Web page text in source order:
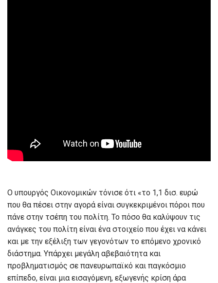
Ο υπουργός Οικονομικών τόνισε ότι «το 1,1 δισ. ευρώ
που θα πέσει στην αγορά είναι συγκεκριμένοι πόροι που
πάνε στην τσέπη του πολίτη. Το πόσο θα καλύψουν τις
ανάγκες του πολίτη είναι ένα στοιχείο που έχει να κάνει
και με την εξέλιξη των γεγονότων το επόμενο χρονικό
διάστημα. Υπάρχει μεγάλη αβεβαιότητα και
προβληματισμός σε πανευρωπαϊκό και παγκόσμιο
επίπεδο, είναι μια εισαγόμενη, εξωγενής κρίση άρα